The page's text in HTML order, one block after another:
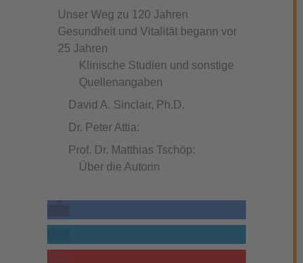
Unser Weg zu 120 Jahren
Gesundheit und Vitalität begann vor
25 Jahren
Klinische Studien und sonstige
Quellenangaben
David A. Sinclair, Ph.D.
Dr. Peter Attia:
Prof. Dr. Matthias Tschöp:
Über die Autorin